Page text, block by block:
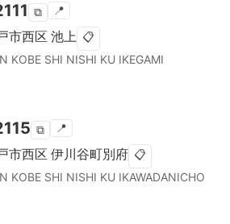
⧉ 📍
市西区 池上 📋
KOBE SHI NISHI KU IKEGAMI
⧉ 📍
市西区 伊川谷町別府 📋
KOBE SHI NISHI KU IKAWADANICHO